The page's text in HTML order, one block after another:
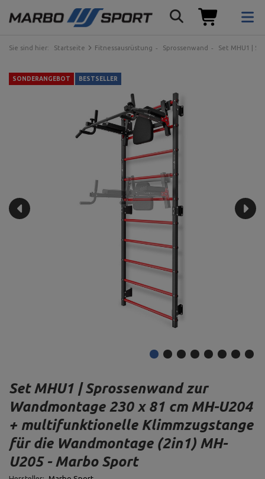
Sie sind hier: Startseite Fitnessausrüstung Sprossenwand Set MHU1 |
SONDERANGEBOT BESTSELLER
Set MHU1 | Sprossenwand zur
Wandmontage 230 x 81 cm MH-U204
+ multifunktionelle Klimmzugstange
für die Wandmontage (2in1) MH-
U205 - Marbo Sport